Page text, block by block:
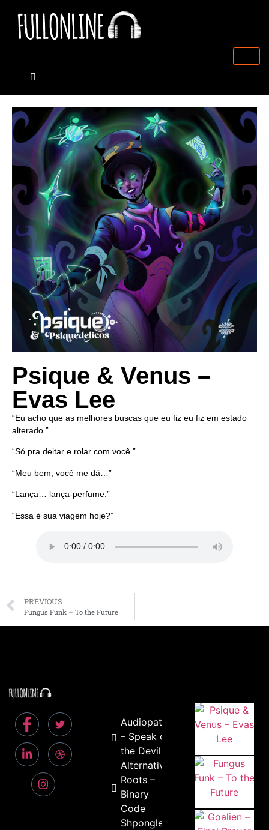
Psique & Venus –
Evas Lee
“Eu acho que as melhores buscas que eu fiz eu fiz em estado
alterado.”
“Só pra deitar e rolar com você.”
“Meu bem, você me dá…”
“Lança… lança-perfume.”
“Essa é sua viagem hoje?”
PREVIOUS
Fungus Funk – To the Future
Audiopathik
– Speak of
the Devil
Alternative
Roots –
Binary
Code
Shpongle –